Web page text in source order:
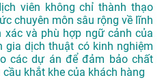
viên không chỉ thành thạo
chuyên môn sâu rộng về lĩnh
và phù hợp ngữ cảnh của
gia dịch thuật có kinh nghiệm
các dự án để đảm bảo chất
khắt khe của khách hàng